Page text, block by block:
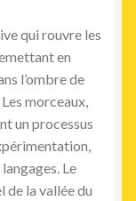
qui rouvre les
en
l’ombre de
morceaux,
un processus
Le
de la vallée du